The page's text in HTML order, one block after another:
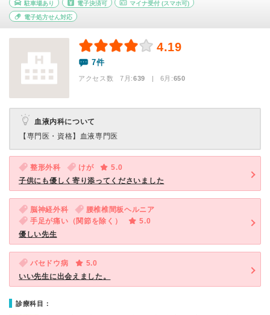
駐車場あり 電子決済可 マイナ受付 (スマホ可)
電子処方せん対応
4.19
7件
アクセス数 7月:639 | 6月:650
血液内科について
【専門医・資格】 血液専門医
整形外科 けが
5.0
子供にも優しく寄り添ってくださいました
脳神経外科
腰椎椎間板ヘルニア
手足が痛い（関節を除く）
5.0
優しい先生
バセドウ病
5.0
いい先生に出会えました。
診療科目：